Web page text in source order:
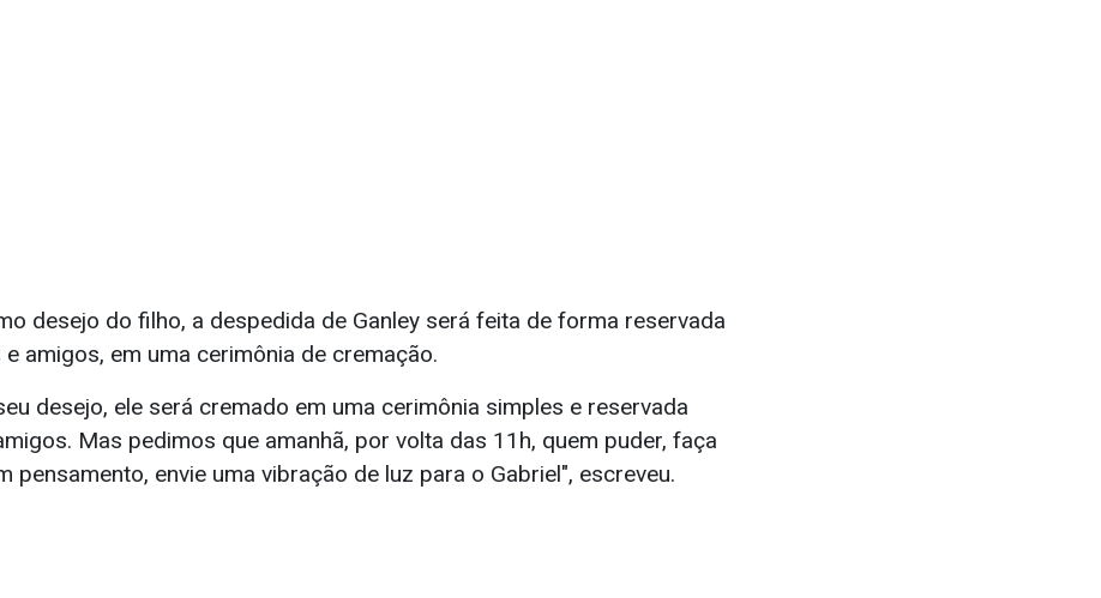
desejo do filho, a despedida de Ganley será feita de forma reservada
amigos, em uma cerimônia de cremação.
desejo, ele será cremado em uma cerimônia simples e reservada
Mas pedimos que amanhã, por volta das 11h, quem puder, faça
pensamento, envie uma vibração de luz para o Gabriel", escreveu.